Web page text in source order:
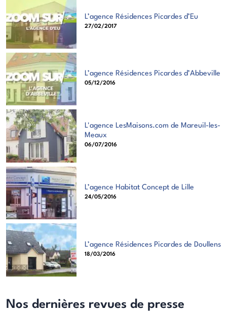
L’agence Résidences Picardes d’Eu
27/02/2017
L’agence Résidences Picardes d’Abbeville
05/12/2016
L'agence LesMaisons.com de Mareuil-les-
Meaux
06/07/2016
L’agence Habitat Concept de Lille
24/05/2016
L’agence Résidences Picardes de Doullens
18/03/2016
Nos dernières revues de presse